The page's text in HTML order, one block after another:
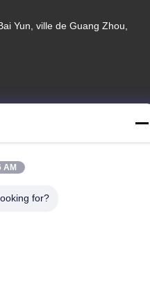
Yun, ville de Guang Zhou,
de blanchiment capillaire
droits réservés.
AM
for?